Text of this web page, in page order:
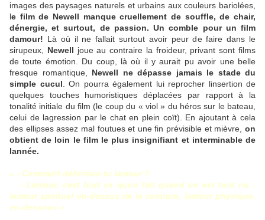
images des paysages naturels et urbains aux couleurs bariolées,
le film de Newell manque cruellement de souffle, de chair,
dénergie, et surtout, de passion. Un comble pour un film
damour! Là où il ne fallait surtout avoir peur de faire dans le
sirupeux, Newell joue au contraire la froideur, privant sont films
de toute émotion. Du coup, là où il y aurait pu avoir une belle
fresque romantique, Newell ne dépasse jamais le stade du
simple cucul . On pourra également lui reprocher linsertion de
quelques touches humoristiques déplacées par rapport à la
tonalité initiale du film (le coup du « viol » du héros sur le bateau,
celui de lagression par le chat en plein coït). En ajoutant à cela
des ellipses assez mal foutues et une fin prévisible et mièvre, on
obtient de loin le film le plus insignifiant et interminable de
lannée.
« - Comment définirais-tu lamour ?
- Lamour, cest tout ce quon fait quand on est tout nu :
lamour spirituel en-dessus de la ceinture, lamour physique,
en-dessous »